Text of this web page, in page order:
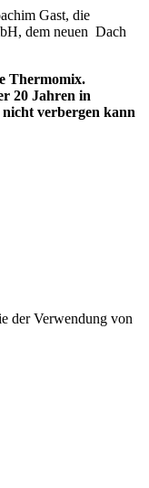
Gast, die
dem neuen Dach
Thermomix.
20 Jahren in
verbergen kann
der Verwendung von